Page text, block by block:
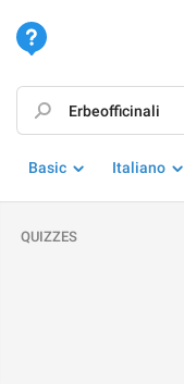
Basic Italiano
QUIZZES